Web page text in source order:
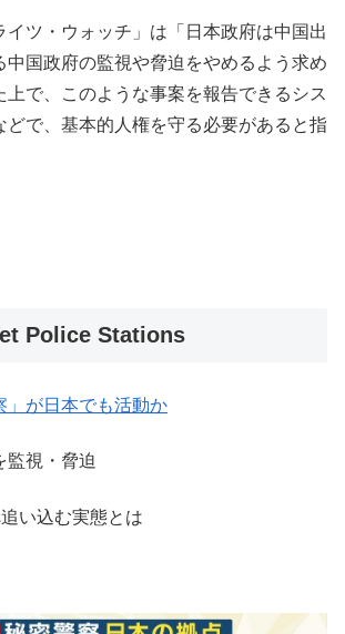
イツ・ウォッチ」は「日本政府は中国出
中国政府の監視や脅迫をやめるよう求め
上で、このような事案を報告できるシス
どで、基本的人権を守る必要があると指
Police Stations
」が日本でも活動か
監視・脅迫
い込む実態とは